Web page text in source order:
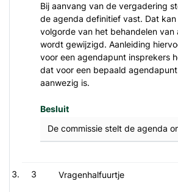
Bij aanvang van de vergadering
de agenda definitief vast. Dat
volgorde van het behandelen van
wordt gewijzigd. Aanleiding
voor een agendapunt insprekers
dat voor een bepaald
aanwezig is.
Besluit
De commissie stelt de agenda
3 Vragenhalfuurtje